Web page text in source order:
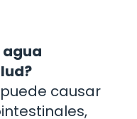
agua
causar